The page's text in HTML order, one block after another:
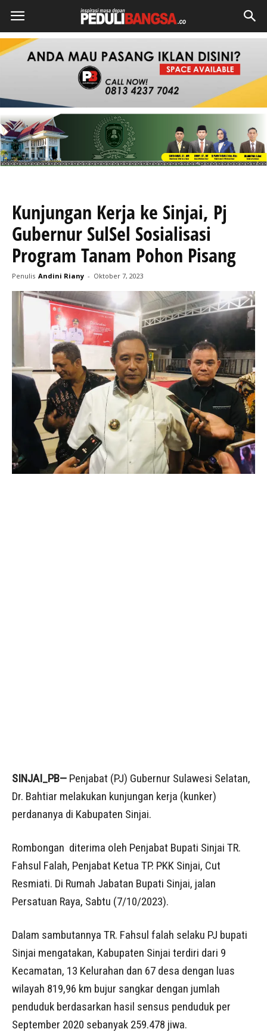
Kunjungan Kerja ke Sinjai, Pj
Gubernur SulSel Sosialisasi
Program Tanam Pohon Pisang
Penulis Andini Riany - Oktober 7, 2023
SINJAI_PB— Penjabat (PJ) Gubernur Sulawesi Selatan,
Dr. Bahtiar melakukan kunjungan kerja (kunker)
perdananya di Kabupaten Sinjai.
Rombongan diterima oleh Penjabat Bupati Sinjai TR.
Fahsul Falah, Penjabat Ketua TP. PKK Sinjai, Cut
Resmiati. Di Rumah Jabatan Bupati Sinjai, jalan
Persatuan Raya, Sabtu (7/10/2023).
Dalam sambutannya TR. Fahsul falah selaku PJ bupati
Sinjai mengatakan, Kabupaten Sinjai terdiri dari 9
Kecamatan, 13 Kelurahan dan 67 desa dengan luas
wilayah 819,96 km bujur sangkar dengan jumlah
penduduk berdasarkan hasil sensus penduduk per
September 2020 sebanyak 259.478 jiwa.